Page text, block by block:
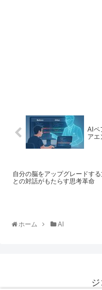
AIペ
アエ
自分の脳をアップグレードす
との対話がもたらす思考革命
ホーム AI